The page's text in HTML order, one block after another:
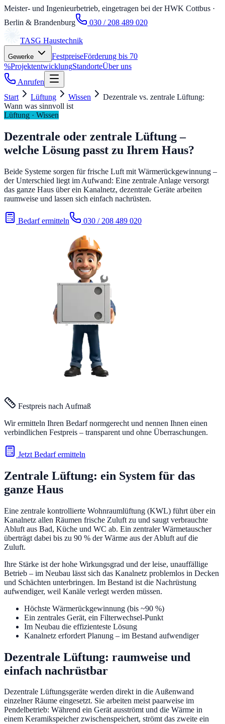
Meister- und Ingenieurbetrieb, eingetragen bei der HWK Cottbus ·
Berlin & Brandenburg
030 / 208 489 020
TASG Haustechnik
Gewerke FestpreiseFörderung bis 70
%ProjektentwicklungStandorteÜber uns
Anrufen
Start
Lüftung Wissen
Dezentrale vs. zentrale Lüftung:
Wann was sinnvoll ist
Lüftung · Wissen
Dezentrale oder zentrale Lüftung –
welche Lösung passt zu Ihrem Haus?
Beide Systeme sorgen für frische Luft mit Wärmerückgewinnung –
der Unterschied liegt im Aufwand: Eine zentrale Anlage versorgt
das ganze Haus über ein Kanalnetz, dezentrale Geräte arbeiten
raumweise und lassen sich einfach nachrüsten.
Bedarf ermitteln 030 / 208 489 020
Festpreis nach Aufmaß
Wir ermitteln Ihren Bedarf normgerecht und nennen Ihnen einen
verbindlichen Festpreis – transparent und ohne Überraschungen.
Jetzt Bedarf ermitteln
Zentrale Lüftung: ein System für das
ganze Haus
Eine zentrale kontrollierte Wohnraumlüftung (KWL) führt über ein
Kanalnetz allen Räumen frische Zuluft zu und saugt verbrauchte
Abluft aus Bad, Küche und WC ab. Ein zentraler Wärmetauscher
überträgt dabei bis zu 90 % der Wärme aus der Abluft auf die
Zuluft.
Ihre Stärke ist der hohe Wirkungsgrad und der leise, unauffällige
Betrieb – im Neubau lässt sich das Kanalnetz problemlos in Decken
und Schächten unterbringen. Im Bestand ist die Nachrüstung
aufwendiger, weil Kanäle verlegt werden müssen.
Höchste Wärmerückgewinnung (bis ~90 %)
Ein zentrales Gerät, ein Filterwechsel-Punkt
Im Neubau die effizienteste Lösung
Kanalnetz erfordert Planung – im Bestand aufwendiger
Dezentrale Lüftung: raumweise und
einfach nachrüstbar
Dezentrale Lüftungsgeräte werden direkt in die Außenwand
einzelner Räume eingesetzt. Sie arbeiten meist paarweise im
Pendelbetrieb: Während ein Gerät ausströmt und die Wärme in
einem Keramikspeicher zwischenspeichert, strömt das zweite ein